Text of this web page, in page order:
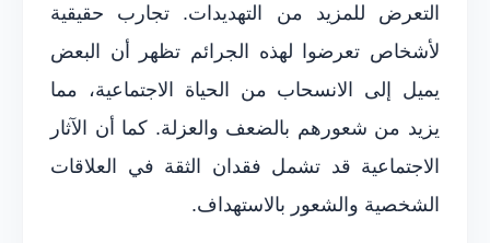
التعرض للمزيد من التهديدات. تجارب حقيقية
لأشخاص تعرضوا لهذه الجرائم تظهر أن البعض
يميل إلى الانسحاب من الحياة الاجتماعية، مما
يزيد من شعورهم بالضعف والعزلة. كما أن الآثار
الاجتماعية قد تشمل فقدان الثقة في العلاقات
الشخصية والشعور بالاستهداف.